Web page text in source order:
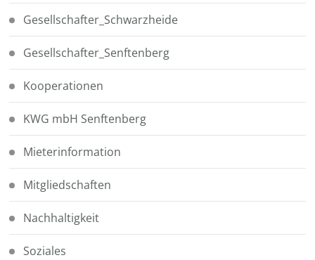
Gesellschafter_Schwarzheide
Gesellschafter_Senftenberg
Kooperationen
KWG mbH Senftenberg
Mieterinformation
Mitgliedschaften
Nachhaltigkeit
Soziales